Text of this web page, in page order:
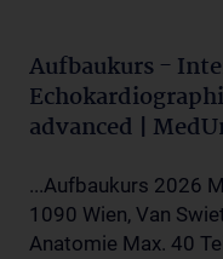
Aufbaukurs -
advanced |
...Aufbaukurs 2026
1090 Wien, Van
Anatomie Max. 40